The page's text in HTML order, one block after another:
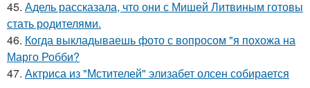
45. Адель рассказала, что они с Мишей Литвиным готовы
стать родителями.
46. Когда выкладываешь фото с вопросом "я похожа на
Марго Робби?
47. Актриса из "Мстителей" элизабет олсен собирается